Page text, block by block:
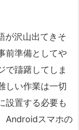
が沢山出てきそ
前準備としてや
で躊躇してしま
しい作業は一切
設置する必要も
Androidスマホの